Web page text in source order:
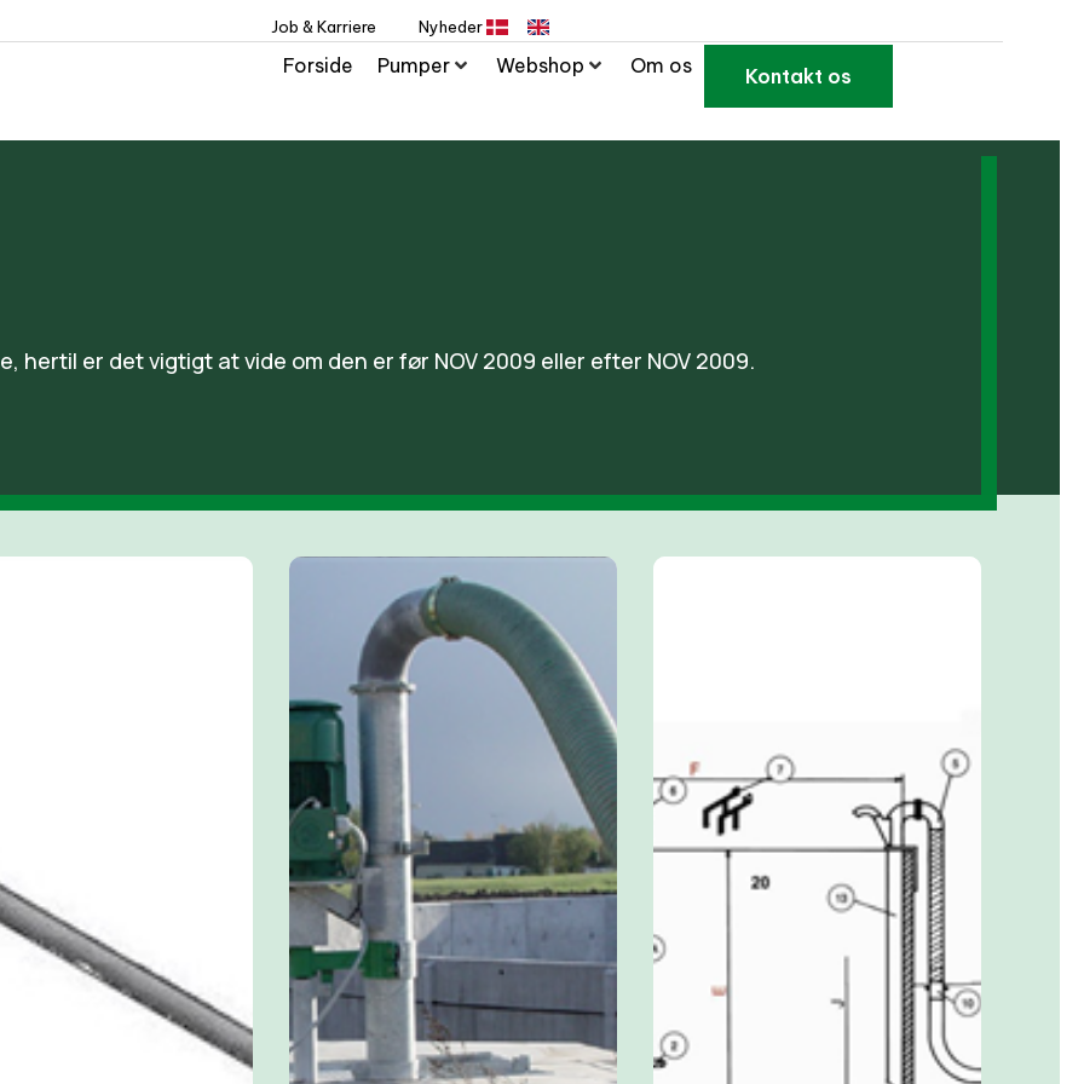
Job & Karriere Nyheder
Forside Pumper Webshop Om os Kontakt os
hertil er det vigtigt at vide om den er før NOV 2009 eller efter NOV 2009.